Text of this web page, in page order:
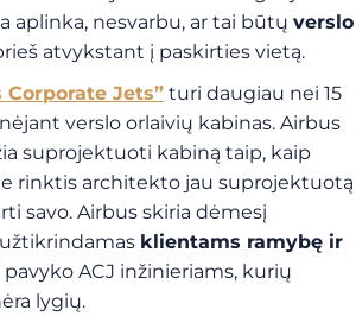
aplinka, nesvarbu, ar tai būtų verslo
atvykstant į paskirties vietą.
Jets” turi daugiau nei 15
verslo orlaivių kabinas. Airbus
suprojektuoti kabiną taip, kaip
rinktis architekto jau suprojektuotą
savo. Airbus skiria dėmesį
klientams ramybę ir
pavyko ACJ inžinieriams, kurių
lygių.